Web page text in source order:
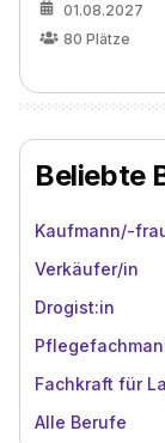
01.08.2027
80 Plätze
Beliebte
Kaufmann/-
Verkäufer/in
Drogist:in
Fachkraft für
Alle Berufe